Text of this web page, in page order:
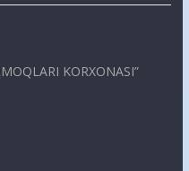
KORXONASI”